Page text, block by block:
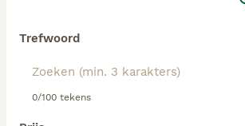
Trefwoord
0/100 tekens